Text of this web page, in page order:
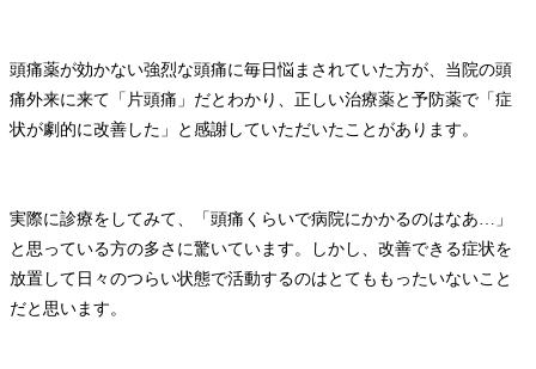
頭痛薬が効かない強烈な頭痛に毎日悩まされていた方が、当院の頭
痛外来に来て「片頭痛」だとわかり、正しい治療薬と予防薬で「症
状が劇的に改善した」と感謝していただいたことがあります。
実際に診療をしてみて、「頭痛くらいで病院にかかるのはなあ…」
と思っている方の多さに驚いています。しかし、改善できる症状を
放置して日々のつらい状態で活動するのはとてももったいないこと
だと思います。